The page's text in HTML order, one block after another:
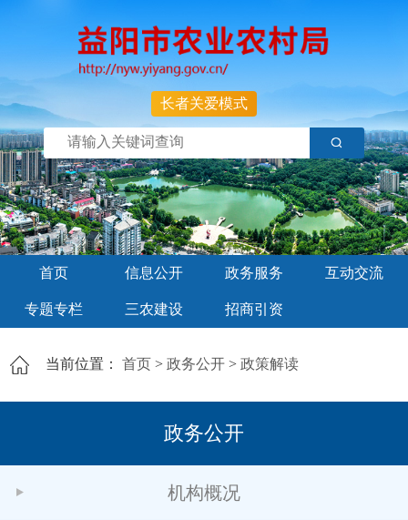
长者关爱模式
首页 信息公开 政务服务 互动交流
专题专栏 三农建设 招商引资
当前位置： 首页 > 政务公开 > 政策解读
政务公开
机构概况